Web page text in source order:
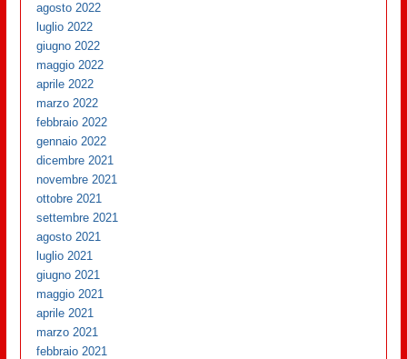
agosto 2022
luglio 2022
giugno 2022
maggio 2022
aprile 2022
marzo 2022
febbraio 2022
gennaio 2022
dicembre 2021
novembre 2021
ottobre 2021
settembre 2021
agosto 2021
luglio 2021
giugno 2021
maggio 2021
aprile 2021
marzo 2021
febbraio 2021